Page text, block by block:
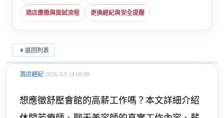
酒店應徵與面試流程 更換經紀與安全提醒
返回列表
酒店經紀 2026-3-9 14:09:00
想應徵舒壓會館的高薪工作嗎？本文詳細介紹